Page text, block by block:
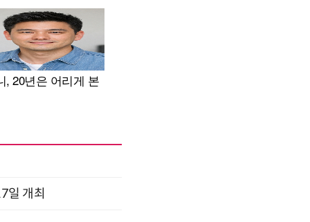
일 개최